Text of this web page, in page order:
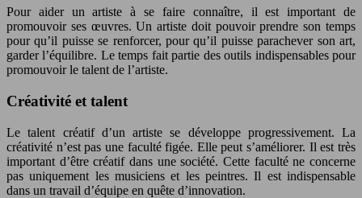
Pour aider un artiste à se faire connaître, il est important de
promouvoir ses œuvres. Un artiste doit pouvoir prendre son temps
pour qu’il puisse se renforcer, pour qu’il puisse parachever son art,
garder l’équilibre. Le temps fait partie des outils indispensables pour
promouvoir le talent de l’artiste.
Créativité et talent
Le talent créatif d’un artiste se développe progressivement. La
créativité n’est pas une faculté figée. Elle peut s’améliorer. Il est très
important d’être créatif dans une société. Cette faculté ne concerne
pas uniquement les musiciens et les peintres. Il est indispensable
dans un travail d’équipe en quête d’innovation.